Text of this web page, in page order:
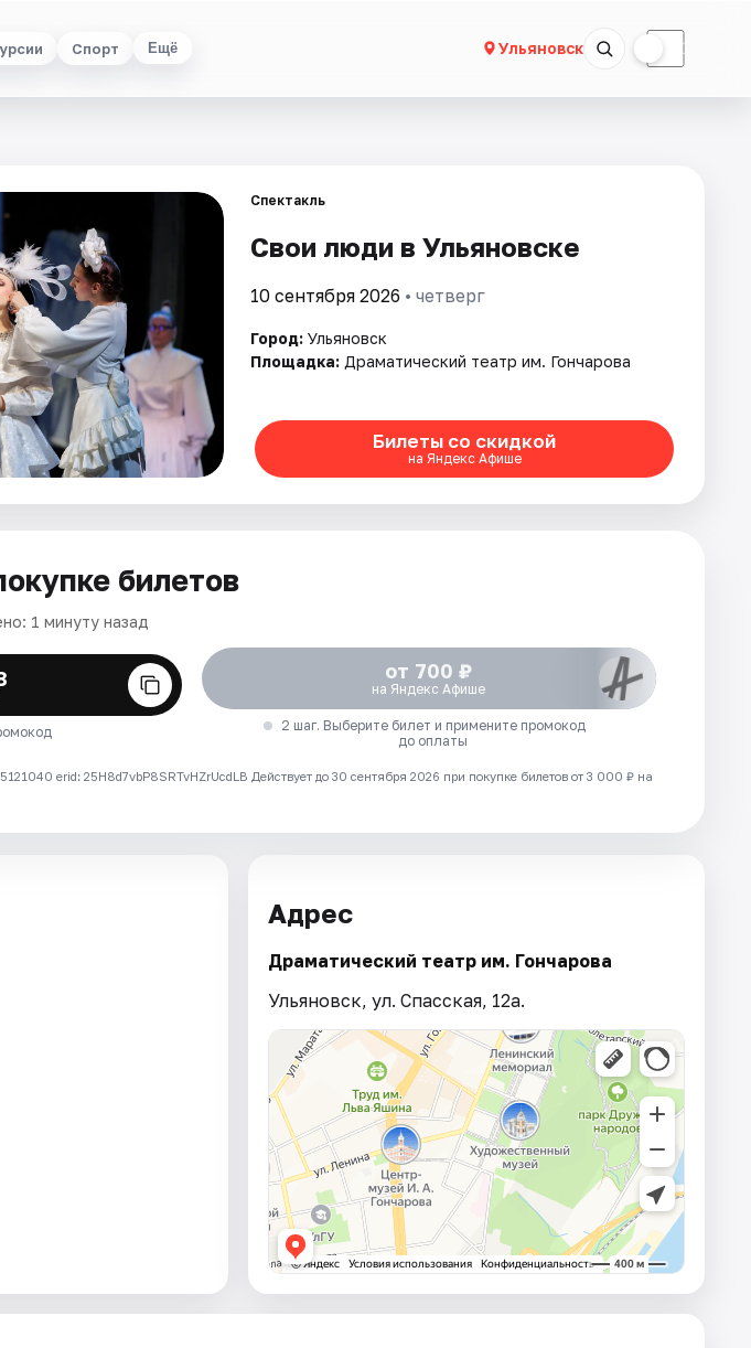
Спорт Ещё Ульяновск ☾
Спектакль
Свои люди в Ульяновске
10 сентября 2026 • четверг
Город: Ульяновск
Площадка: Драматический театр им. Гончарова
Билеты со скидкой
на Яндекс Афише
билетов
1 минуту назад
от 700 ₽
на Яндекс Афише
2 шаг. Выберите билет и примените промокод
до оплаты
erid: 25H8d7vbP8SRTvHZrUcdLB Действует до 30 сентября 2026 при покупке билетов от 3 000 ₽ на
Адрес
Драматический театр им. Гончарова
Ульяновск, ул. Спасская, 12а.